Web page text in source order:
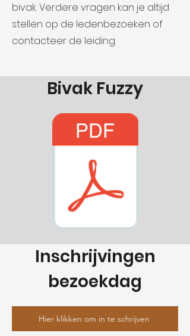
bivak. Verdere vragen kan je altijd
stellen op de ledenbezoeken of
contacteer de leiding.
Bivak Fuzzy
Inschrijvingen
bezoekdag
Hier klikken om in te schrijven